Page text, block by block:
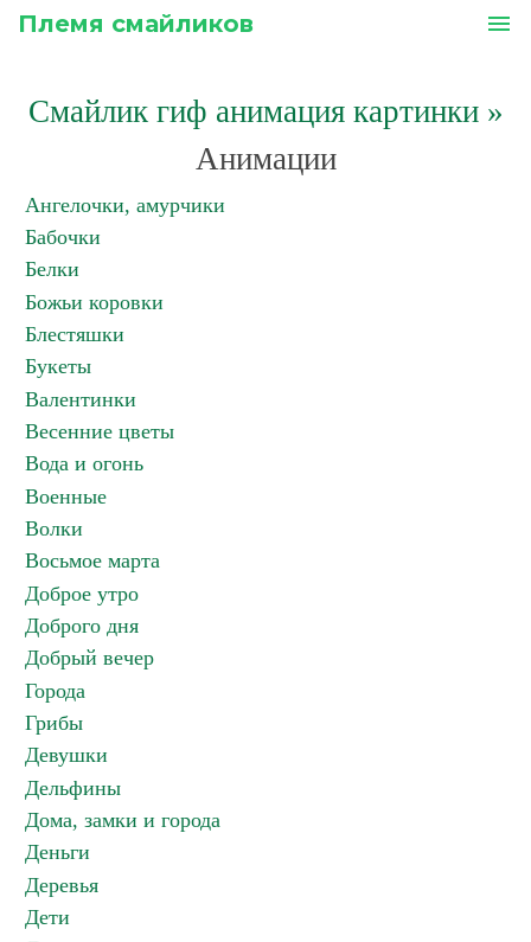
Племя смайликов menu
Смайлик гиф анимация картинки»
Анимации
Ангелочки, амурчики
Бабочки
Белки
Божьи коровки
Блестяшки
Букеты
Валентинки
Весенние цветы
Вода и огонь
Военные
Волки
Восьмое марта
Доброе утро
Доброго дня
Добрый вечер
Города
Грибы
Девушки
Дельфины
Дома, замки и города
Деньги
Деревья
Дети